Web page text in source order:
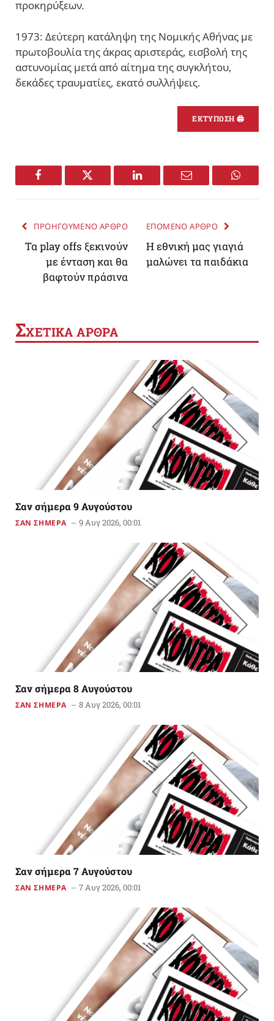
προκηρύξεων.
1973: Δεύτερη κατάληψη της Νομικής Αθήνας με
πρωτοβουλία της άκρας αριστεράς, εισβολή της
αστυνομίας μετά από αίτημα της συγκλήτου,
δεκάδες τραυματίες, εκατό συλλήψεις.
ΕΚΤΥΠΩΣΗ 🖨
Facebook Twitter LinkedIn Email
ΠΡΟΗΓΟΥΜΕΝΟ ΑΡΘΡΟ
Τα play offs ξεκινούν
με ένταση και θα
βαφτούν πράσινα
ΕΠΟΜΕΝΟ ΑΡΘΡΟ
Η εθνική μας γιαγιά
μαλώνει τα παιδάκια
ΣΧΕΤΙΚΑ ΑΡΘΡΑ
Σαν σήμερα 9 Αυγούστου
ΣΑΝ ΣΗΜΕΡΑ 9 Αυγ 2026, 00:01
Σαν σήμερα 8 Αυγούστου
ΣΑΝ ΣΗΜΕΡΑ 8 Αυγ 2026, 00:01
Σαν σήμερα 7 Αυγούστου
ΣΑΝ ΣΗΜΕΡΑ 7 Αυγ 2026, 00:01